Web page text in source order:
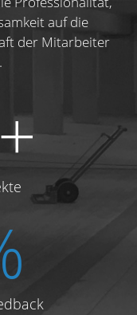
auf die
der Mitarbeiter